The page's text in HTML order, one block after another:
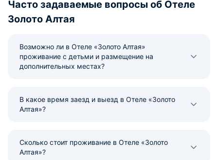
Часто задаваемые вопросы об Отеле
Золото Алтая
Возможно ли в Отеле «Золото Алтая»
проживание с детьми и размещение на
дополнительных местах?
В какое время заезд и выезд в Отеле «Золото
Алтая»?
Сколько стоит проживание в Отеле «Золото
Алтая»?